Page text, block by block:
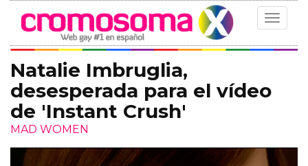
Toggle
Natalie Imbruglia,
desesperada para el vídeo
de 'Instant Crush'
MAD WOMEN